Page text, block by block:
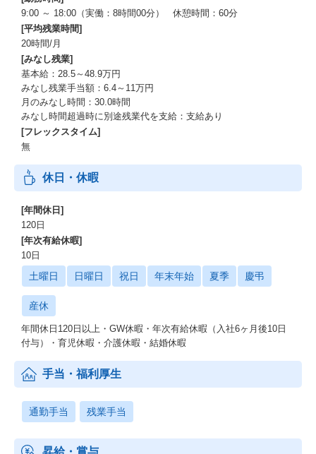
9:00 ～ 18:00（実働：8時間00分） 休憩時間：60分
[平均残業時間]
20時間/月
[みなし残業]
基本給：28.5～48.9万円
みなし残業手当額：6.4～11万円
月のみなし時間：30.0時間
みなし時間超過時に別途残業代を支給：支給あり
[フレックスタイム]
無
休日・休暇
[年間休日]
120日
[年次有給休暇]
10日
土曜日 日曜日 祝日 年末年始 夏季 慶弔
産休
年間休日120日以上・GW休暇・年次有給休暇（入社6ヶ月後10日
付与）・育児休暇・介護休暇・結婚休暇
手当・福利厚生
通勤手当 残業手当
昇給・賞与